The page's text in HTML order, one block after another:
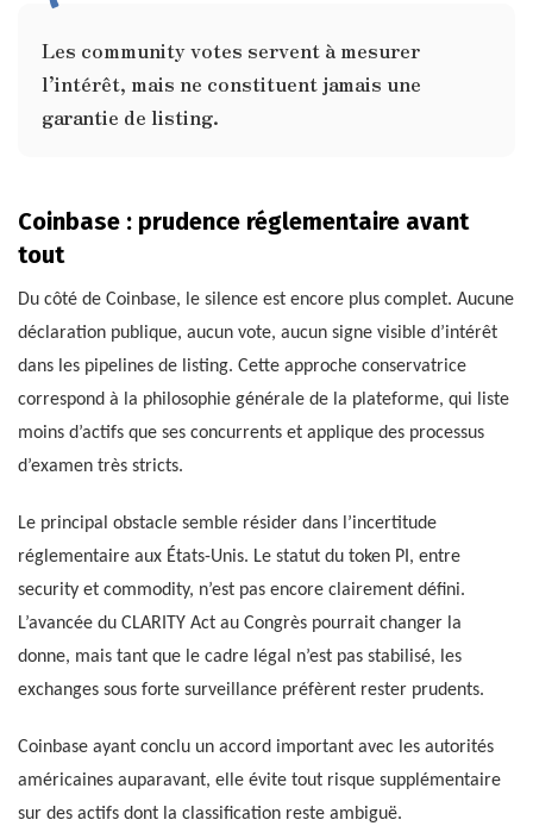
Les community votes servent à mesurer
l’intérêt, mais ne constituent jamais une
garantie de listing.
Coinbase : prudence réglementaire avant
tout
Du côté de Coinbase, le silence est encore plus complet. Aucune
déclaration publique, aucun vote, aucun signe visible d’intérêt
dans les pipelines de listing. Cette approche conservatrice
correspond à la philosophie générale de la plateforme, qui liste
moins d’actifs que ses concurrents et applique des processus
d’examen très stricts.
Le principal obstacle semble résider dans l’incertitude
réglementaire aux États-Unis. Le statut du token PI, entre
security et commodity, n’est pas encore clairement défini.
L’avancée du CLARITY Act au Congrès pourrait changer la
donne, mais tant que le cadre légal n’est pas stabilisé, les
exchanges sous forte surveillance préfèrent rester prudents.
Coinbase ayant conclu un accord important avec les autorités
américaines auparavant, elle évite tout risque supplémentaire
sur des actifs dont la classification reste ambiguë.